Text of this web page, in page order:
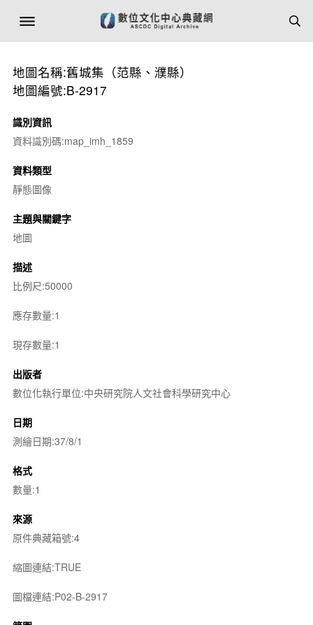
地圖名稱:舊城集（范縣、濮縣）
地圖編號:B-2917
識別資訊
資料識別碼:map_imh_1859
資料類型
靜態圖像
主題與關鍵字
地圖
描述
比例尺:50000
應存數量:1
現存數量:1
出版者
數位化執行單位:中央研究院人文社會科學研究中心
日期
測繪日期:37/8/1
格式
數量:1
來源
原件典藏箱號:4
縮圖連結:TRUE
圖檔連結:P02-B-2917